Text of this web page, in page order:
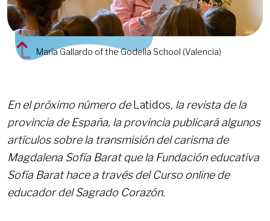
María Gallardo of the Godella School (Valencia)
En el próximo número deLatidos, la revista de la
provincia de España, la provincia publicará algunos
artículos sobre la transmisión del carisma de
Magdalena Sofía Barat que la Fundación educativa
Sofía Barat hace a través del Curso online de
educador del Sagrado Corazón.